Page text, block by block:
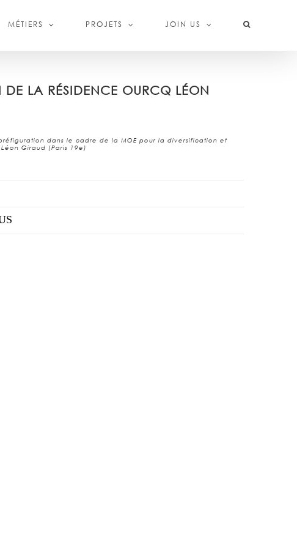
MÉTIERS PROJETS JOIN US
DE LA RÉSIDENCE OURCQ LÉON
dans le cadre de la MOE pour la diversification et
Giraud (Paris 19e)